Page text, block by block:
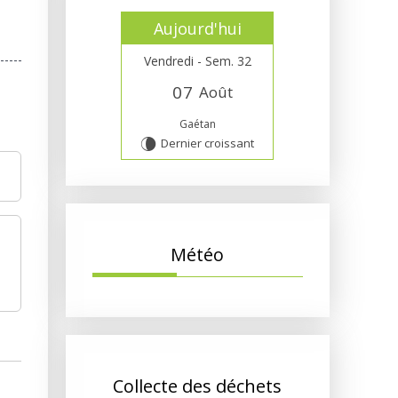
Aujourd'hui
Vendredi - Sem. 32
07 Août
Gaétan
V Dernier croissant
Météo
Collecte des déchets